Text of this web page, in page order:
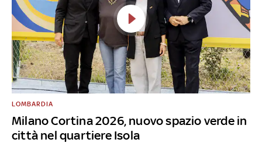
Milano Cortina 2026, nuovo spazio verde in
città nel quartiere Isola
LOMBARDIA